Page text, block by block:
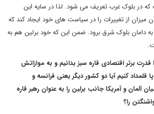
در بلوک غرب تعریف می شود. لذا در سایه این
میزان از تغییرات را در سیاست های خود ایجاد کند که
به دامان بلوک شرق برود. ضمن این که خود برلین هم به
قدرت برتر اقتصادی قاره سبز بدانیم و به موازاتش
قلمداد کنیم آیا دو کشور دیگر یعنی فرانسه و
آلمان و آمریکا جانب برلین را به عنوان رهبر قاره
را؟